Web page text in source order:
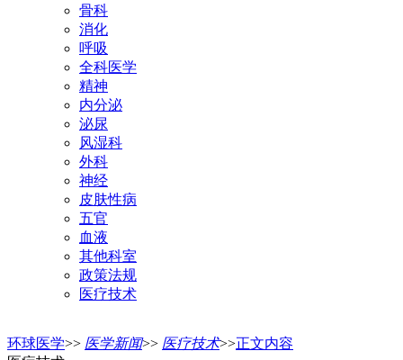
骨科
消化
呼吸
全科医学
精神
内分泌
泌尿
风湿科
外科
神经
皮肤性病
五官
血液
其他科室
政策法规
医疗技术
环球医学>> 医学新闻>> 医疗技术>>正文内容